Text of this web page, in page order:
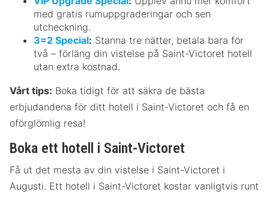
med gratis rumuppgraderingar och sen
utcheckning.
3=2 Special: Stanna tre nätter, betala bara för
två – förläng din vistelse på Saint-Victoret hotell
utan extra kostnad.
Vårt tips: Boka tidigt för att säkra de bästa
erbjudandena för ditt hotell i Saint-Victoret och få en
oförglömlig resa!
Boka ett hotell i Saint-Victoret
Få ut det mesta av din vistelse i Saint-Victoret i
Augusti. Ett hotell i Saint-Victoret kostar vanligtvis runt